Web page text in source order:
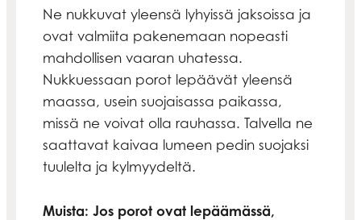
Ne nukkuvat yleensä lyhyissä jaksoissa ja
ovat valmiita pakenemaan nopeasti
mahdollisen vaaran uhatessa.
Nukkuessaan porot lepäävät yleensä
maassa, usein suojaisassa paikassa,
missä ne voivat olla rauhassa. Talvella ne
saattavat kaivaa lumeen pedin suojaksi
tuulelta ja kylmyydeltä.
Muista: Jos porot ovat lepäämässä,